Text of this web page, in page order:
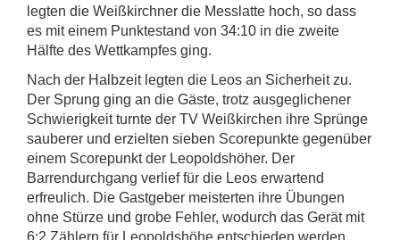
legten die Weißkirchner die Messlatte hoch, so dass
es mit einem Punktestand von 34:10 in die zweite
Hälfte des Wettkampfes ging.
Nach der Halbzeit legten die Leos an Sicherheit zu.
Der Sprung ging an die Gäste, trotz ausgeglichener
Schwierigkeit turnte der TV Weißkirchen ihre Sprünge
sauberer und erzielten sieben Scorepunkte gegenüber
einem Scorepunkt der Leopoldshöher. Der
Barrendurchgang verlief für die Leos erwartend
erfreulich. Die Gastgeber meisterten ihre Übungen
ohne Stürze und grobe Fehler, wodurch das Gerät mit
6:2 Zählern für Leopoldshöhe entschieden werden